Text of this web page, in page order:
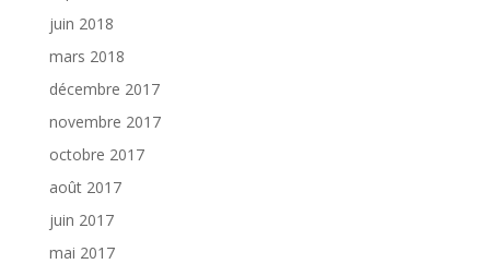
juin 2018
mars 2018
décembre 2017
novembre 2017
octobre 2017
août 2017
juin 2017
mai 2017